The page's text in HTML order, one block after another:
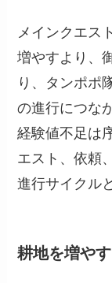
メインクエス
増やすより、
り、タンポポ
の進行につな
経験値不足は
エスト、依頼
進行サイクル
耕地を増や